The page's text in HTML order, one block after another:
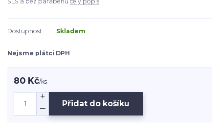
Dostupnost Skladem
Nejsme plátci DPH
80 Kč/ks
Přidat do košíku